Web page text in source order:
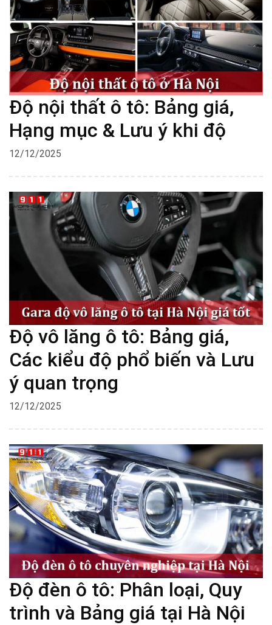
Độ nội thất ô tô: Bảng giá,
Hạng mục & Lưu ý khi độ
12/12/2025
Độ vô lăng ô tô: Bảng giá,
Các kiểu độ phổ biến và Lưu
ý quan trọng
12/12/2025
Độ đèn ô tô: Phân loại, Quy
trình và Bảng giá tại Hà Nội